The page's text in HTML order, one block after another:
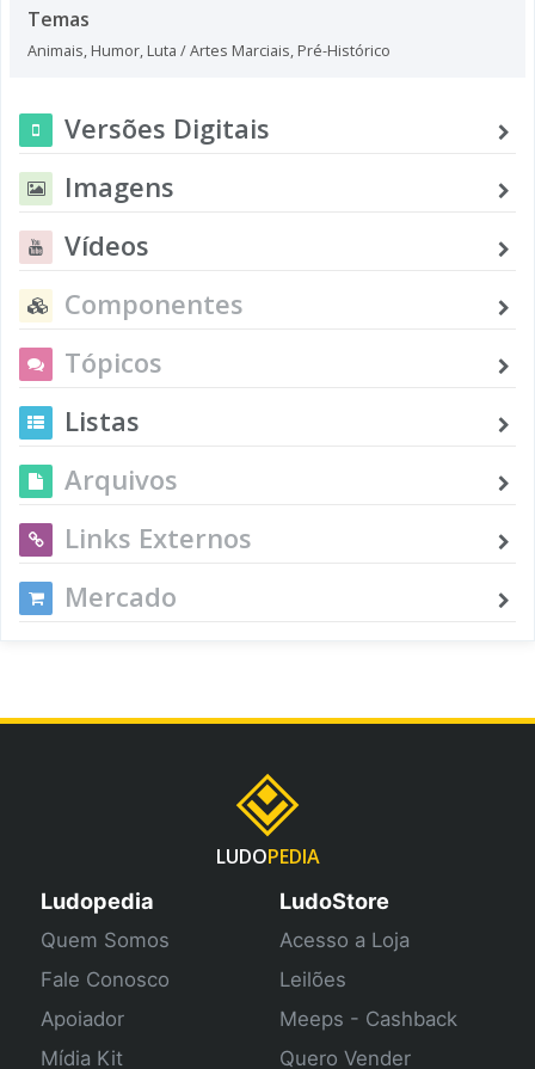
Temas
Animais, Humor, Luta / Artes Marciais, Pré-Histórico
Versões Digitais
Imagens
Vídeos
Componentes
Tópicos
Listas
Arquivos
Links Externos
Mercado
LUDOPEDIA
Ludopedia
Quem Somos
Fale Conosco
Apoiador
Mídia Kit
LudoStore
Acesso a Loja
Leilões
Meeps - Cashback
Quero Vender